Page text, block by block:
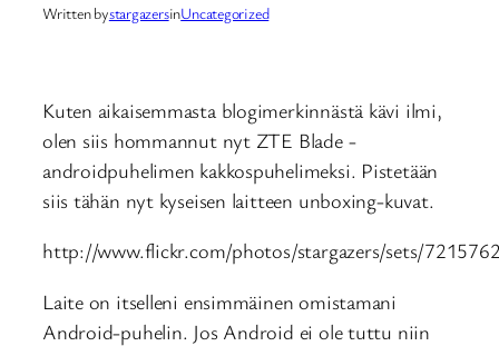
Written bystargazersinUncategorized
Kuten aikaisemmasta blogimerkinnästä kävi ilmi,
olen siis hommannut nyt ZTE Blade -
androidpuhelimen kakkospuhelimeksi. Pistetään
siis tähän nyt kyseisen laitteen unboxing-kuvat.
http://www.flickr.com/photos/stargazers/sets/
Laite on itselleni ensimmäinen omistamani
Android-puhelin. Jos Android ei ole tuttu niin